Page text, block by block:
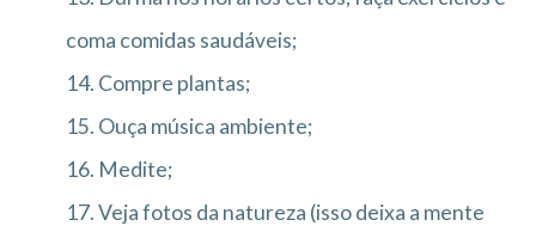
coma comidas saudáveis;
14. Compre plantas;
15. Ouça música ambiente;
16. Medite;
17. Veja fotos da natureza (isso deixa a mente